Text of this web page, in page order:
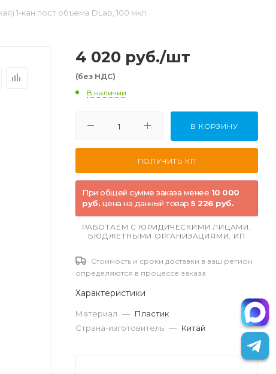
1-кан пост объема DLab, 100 мкл
4 020 руб./шт
(без НДС)
В наличии
В КОРЗИНУ
При общей сумме заказа менее 10 000
руб. цена на данный товар 5 226 руб.
РАБОТАЕМ С ЮРИДИЧЕСКИМИ ЛИЦАМИ,
БЮДЖЕТНЫМИ ОРГАНИЗАЦИЯМИ, ИП
Стоимость и сроки доставки в ваш регион
определяются в процессе заказа
Характеристики
Материал — Пластик
Страна-изготовитель — Китай